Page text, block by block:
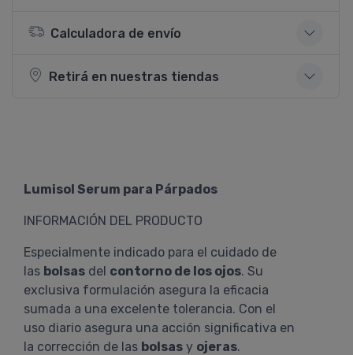
Calculadora de envío
Retirá en nuestras tiendas
Lumisol Serum para Párpados
INFORMACIÓN DEL PRODUCTO
Especialmente indicado para el cuidado de
las bolsas del contorno de los ojos. Su
exclusiva formulación asegura la eficacia
sumada a una excelente tolerancia. Con el
uso diario asegura una acción significativa en
la corrección de las bolsas y ojeras.